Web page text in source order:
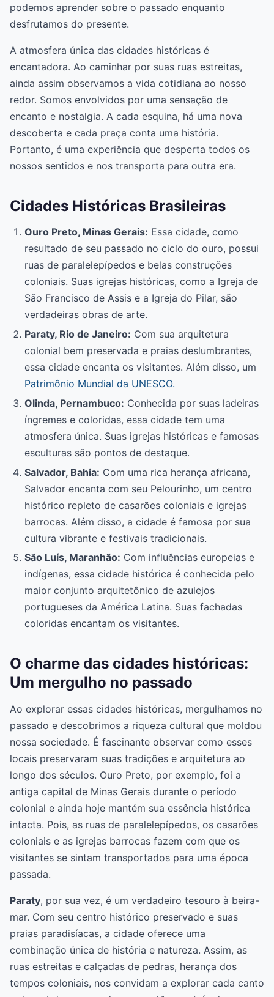
podemos aprender sobre o passado enquanto
desfrutamos do presente.
A atmosfera única das cidades históricas é
encantadora. Ao caminhar por suas ruas estreitas,
ainda assim observamos a vida cotidiana ao nosso
redor. Somos envolvidos por uma sensação de
encanto e nostalgia. A cada esquina, há uma nova
descoberta e cada praça conta uma história.
Portanto, é uma experiência que desperta todos os
nossos sentidos e nos transporta para outra era.
Cidades Históricas Brasileiras
Ouro Preto, Minas Gerais: Essa cidade, como
resultado de seu passado no ciclo do ouro, possui
ruas de paralelepípedos e belas construções
coloniais. Suas igrejas históricas, como a Igreja de
São Francisco de Assis e a Igreja do Pilar, são
verdadeiras obras de arte.
Paraty, Rio de Janeiro: Com sua arquitetura
colonial bem preservada e praias deslumbrantes,
essa cidade encanta os visitantes. Além disso, um
Patrimônio Mundial da UNESCO.
Olinda, Pernambuco: Conhecida por suas ladeiras
íngremes e coloridas, essa cidade tem uma
atmosfera única. Suas igrejas históricas e famosas
esculturas são pontos de destaque.
Salvador, Bahia: Com uma rica herança africana,
Salvador encanta com seu Pelourinho, um centro
histórico repleto de casarões coloniais e igrejas
barrocas. Além disso, a cidade é famosa por sua
cultura vibrante e festivais tradicionais.
São Luís, Maranhão: Com influências europeias e
indígenas, essa cidade histórica é conhecida pelo
maior conjunto arquitetônico de azulejos
portugueses da América Latina. Suas fachadas
coloridas encantam os visitantes.
O charme das cidades históricas:
Um mergulho no passado
Ao explorar essas cidades históricas, mergulhamos no
passado e descobrimos a riqueza cultural que moldou
nossa sociedade. É fascinante observar como esses
locais preservaram suas tradições e arquitetura ao
longo dos séculos. Ouro Preto, por exemplo, foi a
antiga capital de Minas Gerais durante o período
colonial e ainda hoje mantém sua essência histórica
intacta. Pois, as ruas de paralelepípedos, os casarões
coloniais e as igrejas barrocas fazem com que os
visitantes se sintam transportados para uma época
passada.
Paraty, por sua vez, é um verdadeiro tesouro à beira-
mar. Com seu centro histórico preservado e suas
praias paradisíacas, a cidade oferece uma
combinação única de história e natureza. Assim, as
ruas estreitas e calçadas de pedras, herança dos
tempos coloniais, nos convidam a explorar cada canto